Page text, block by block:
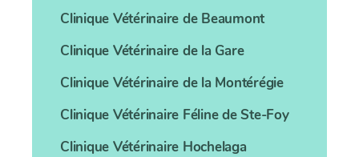
Clinique Vétérinaire de Beaumont
Clinique Vétérinaire de la Gare
Clinique Vétérinaire de la Montérégie
Clinique Vétérinaire Féline de Ste-Foy
Clinique Vétérinaire Hochelaga